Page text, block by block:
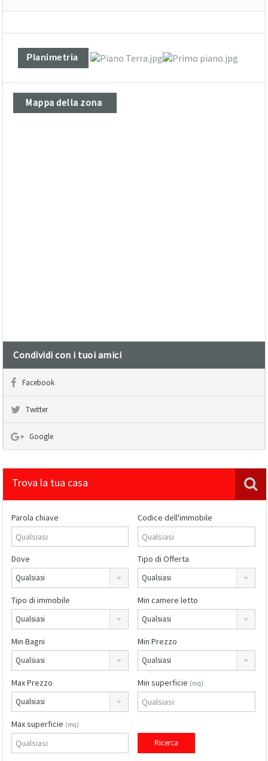
Planimetria
Mappa della zona
Condividi con i tuoi amici
Facebook
Twitter
Google
Trova la tua casa
Parola chiave Codice dell'immobile
Dove
Qualsiasi
Tipo di Offerta
Qualsiasi
Tipo di immobile
Qualsiasi
Min camere letto
Qualsiasi
Min Bagni
Qualsiasi
Min Prezzo
Qualsiasi
Max Prezzo
Qualsiasi
Min superficie (mq)
Max superficie (mq)